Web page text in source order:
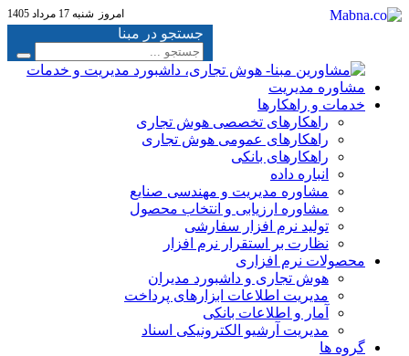
شنبه 17 مرداد 1405 امروز
جستجو در مبنا
خدمات و راهکارها
راهکارهای تخصصی هوش تجاری
راهکارهای عمومی هوش تجاری
راهکارهای بانکی
انباره داده
مشاوره مدیریت و مهندسی صنایع
مشاوره ارزیابی و انتخاب محصول
تولید نرم افزار سفارشی
نظارت بر استقرار نرم افزار
محصولات نرم افزاری
هوش تجاری و داشبورد مدیران
مدیریت اطلاعات ابزارهای پرداخت
آمار و اطلاعات بانکی
مدیریت آرشیو الکترونیکی اسناد
گروه ها